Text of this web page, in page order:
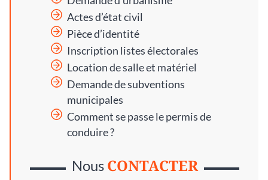
Actes d’état civil
Pièce d’identité
Inscription listes électorales
Location de salle et matériel
Demande de subventions
municipales
Comment se passe le permis de
conduire ?
Nous CONTACTER